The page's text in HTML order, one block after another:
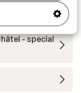
- special